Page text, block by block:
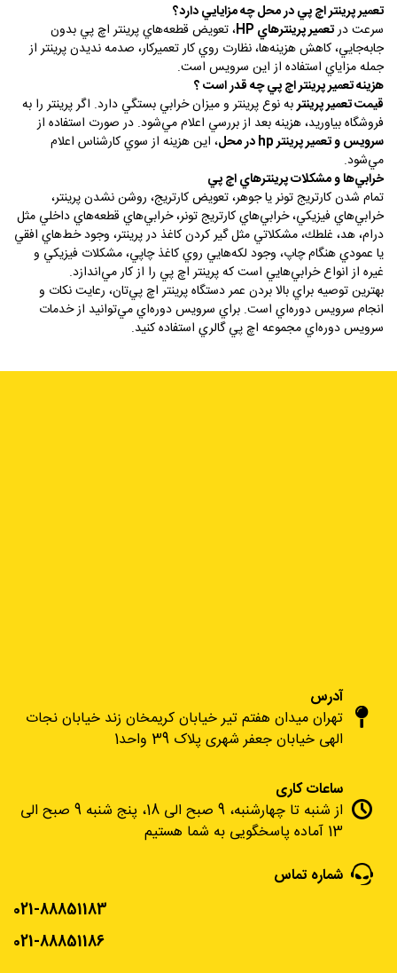
تعمير پرينتر اچ پي در محل چه مزايايي دارد؟
سرعت درتعمير پرينترهاي HP، تعويض قطعه‌هاي پرينتر اچ پي بدون
جابه‌جايي، كاهش هزينه‌ها، نظارت روي كار تعميركار، صدمه نديدن پرينتر از
جمله مزاياي استفاده از اين سرويس است.
هزينه تعمير پرينتر اچ پي چه قدر است ؟
قيمت تعمير پرينتربه نوع پرينتر و ميزان خرابي بستگي دارد. اگر پرينتر را به
فروشگاه بياوريد، هزينه بعد از بررسي اعلام مي‌شود. در صورت استفاده از
سرويس و تعمير پرينترhpدر محل، اين هزينه از سوي كارشناس اعلام
مي‌شود.
خرابي‌ها و مشکلات پرينترهاي اچ پي
تمام شدن كارتريج تونر يا جوهر، تعويض كارتريج، روشن نشدن پرينتر،
خرابي‌هاي فيزيكي، خرابي‌هاي كارتريج تونر، خرابي‌هاي قطعه‌هاي داخلي مثل
درام، هد، غلطك، مشكلاتي مثل گير كردن كاغذ در پرينتر، وجود خط‌هاي افقي
يا عمودي هنگام چاپ، وجود لكه‌هايي روي كاغذ چاپي، مشكلات فيزيكي و
غيره از انواع خرابي‌هايي است كه پرينتر اچ پي را از كار مي‌اندازد.
بهترين توصيه براي بالا بردن عمر دستگاه پرينتر اچ پي‌تان، رعايت نكات و
انجام سرويس دوره‌اي است. براي سرويس دوره‌اي مي‌توانيد از خدمات
سرويس دوره‌اي مجموعه اچ پي گالري استفاده كنيد.
آدرس
تهران میدان هفتم تیر خیابان کریمخان زند خیابان نجات
الهی خیابان جعفر شهری پلاک 39 واحد1
ساعات کاری
از شنبه تا چهارشنبه، 9 صبح الی 18، پنج شنبه 9 صبح الی
13 آماده پاسخگویی به شما هستیم
شماره تماس
021-88851183
021-88851186